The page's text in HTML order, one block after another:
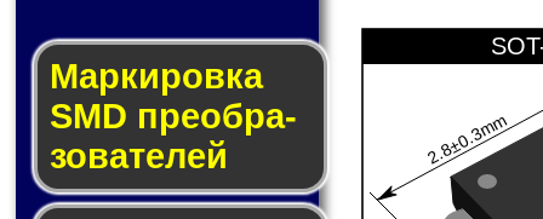
Мар­ки­ров­ка
SMD пре­об­ра­
зо­ва­те­лей
2.8±0.3mm